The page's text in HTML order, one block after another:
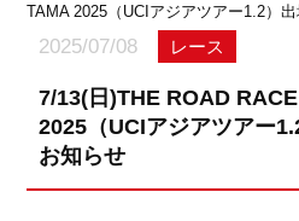
TAMA 2025（UCIアジアツアー1.2）
2025/07/08 レース
7/13(日)THE ROAD
2025（UCIアジアツアー
お知らせ